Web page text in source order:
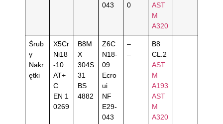
043
0
AST
M
A320
Śrub
y
Nakr
ętki
X5Cr
Ni18
-10
AT+
C
EN 1
0269
B8M
X
304S
31
BS
4882
Z6C
N18-
09
Ecro
ui
NF
E29-
043
–
–
B8
CL.2
AST
M
A193
AST
M
A320